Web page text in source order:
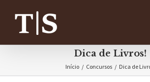
conteúdo
Dica de Livros!
Início / Concursos / Dica de